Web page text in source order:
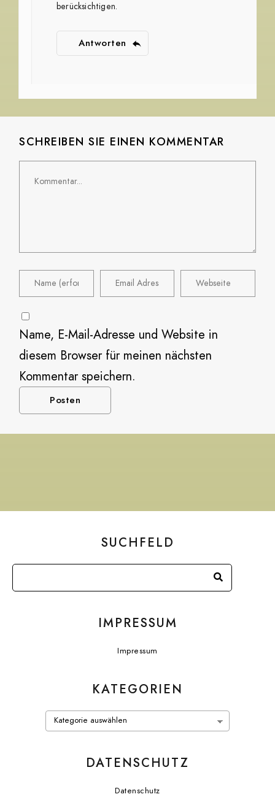
berücksichtigen.
Antworten
SCHREIBEN SIE EINEN KOMMENTAR
Name, E-Mail-Adresse und Website in
diesem Browser für meinen nächsten
Kommentar speichern.
SUCHFELD
IMPRESSUM
Impressum
KATEGORIEN
Kategorien
DATENSCHUTZ
Datenschutz